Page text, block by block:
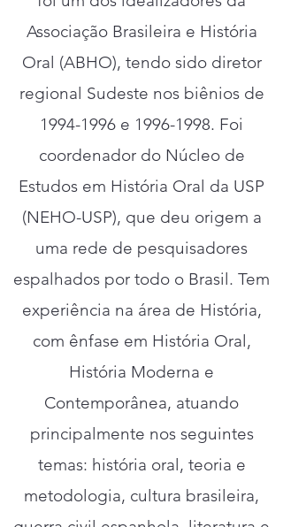
Associação Brasileira e História
Oral (ABHO), tendo sido diretor
regional Sudeste nos biênios de
1994-1996 e 1996-1998. Foi
coordenador do Núcleo de
Estudos em História Oral da USP
(NEHO-USP), que deu origem a
uma rede de pesquisadores
espalhados por todo o Brasil. Tem
experiência na área de História,
com ênfase em História Oral,
História Moderna e
Contemporânea, atuando
principalmente nos seguintes
temas: história oral, teoria e
metodologia, cultura brasileira,